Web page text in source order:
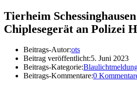
Tierheim
Chiplesegerät an Polizei
Beitrags-Autor:ots
Beitrag veröffentlicht:5. Juni 2023
Beitrags-Kategorie:
Beitrags-Kommentare:0